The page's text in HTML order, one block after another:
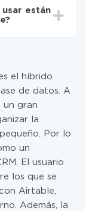
de datos que
a otro
o cambiar a
sobre
usar están
el híbrido
de datos. A
un gran
la
Por lo
un
El usuario
los que se
Airtable,
Además, la